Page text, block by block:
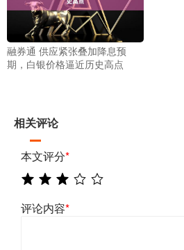
融券通 供应紧张叠加降息预
期，白银价格逼近历史高点
相关评论
本文评分*
评论内容*